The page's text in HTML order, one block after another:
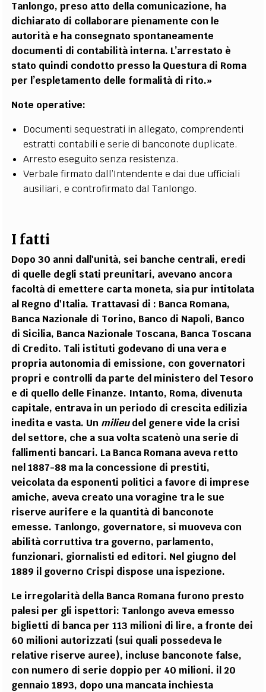
Tanlongo, preso atto della comunicazione, ha
dichiarato di collaborare pienamente con le
autorità e ha consegnato spontaneamente
documenti di contabilità interna. L’arrestato è
stato quindi condotto presso la Questura di Roma
per l’espletamento delle formalità di rito.»
Note operative:
Documenti sequestrati in allegato, comprendenti
estratti contabili e serie di banconote duplicate.
Arresto eseguito senza resistenza.
Verbale firmato dall’Intendente e dai due ufficiali
ausiliari, e controfirmato dal Tanlongo.
I fatti
Dopo 30 anni dall'unità, sei banche centrali, eredi
di quelle degli stati preunitari, avevano ancora
facoltà di emettere carta moneta, sia pur intitolata
al Regno d'Italia. Trattavasi di : Banca Romana,
Banca Nazionale di Torino, Banco di Napoli, Banco
di Sicilia, Banca Nazionale Toscana, Banca Toscana
di Credito. Tali istituti godevano di una vera e
propria autonomia di emissione, con governatori
propri e controlli da parte del ministero del Tesoro
e di quello delle Finanze. Intanto, Roma, divenuta
capitale, entrava in un periodo di crescita edilizia
inedita e vasta. Un milieudel genere vide la crisi
del settore, che a sua volta scatenò una serie di
fallimenti bancari. La Banca Romana aveva retto
nel 1887-88 ma la concessione di prestiti,
veicolata da esponenti politici a favore di imprese
amiche, aveva creato una voragine tra le sue
riserve aurifere e la quantità di banconote
emesse. Tanlongo, governatore, si muoveva con
abilità corruttiva tra governo, parlamento,
funzionari, giornalisti ed editori. Nel giugno del
1889 il governo Crispi dispose una ispezione.
Le irregolarità della Banca Romana furono presto
palesi per gli ispettori: Tanlongo aveva emesso
biglietti di banca per 113 milioni di lire, a fronte dei
60 milioni autorizzati (sui quali possedeva le
relative riserve auree), incluse banconote false,
con numero di serie doppio per 40 milioni. il 20
gennaio 1893, dopo una mancata inchiesta